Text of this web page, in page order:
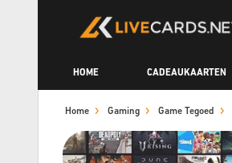
HOME CADEAUKAARTEN
Home Gaming Game Tegoed